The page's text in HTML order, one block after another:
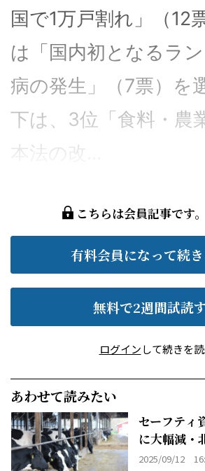
国で1万戸割れ」（12
は「国内初となるラ
病の発生」（7票）を
下は、3位「食料・農
本法の改...
こちらは会員記事です
有料会員になって続
無料で2週間試読
ログインして続きを
あわせて読みたい
セーフティ
に大幅減・
2025/09/12